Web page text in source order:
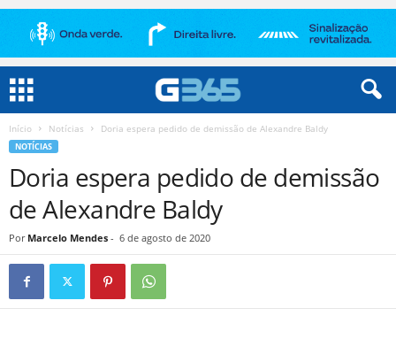
Início Notícias Doria espera pedido de demissão de Alexandre Baldy
NOTÍCIAS
Doria espera pedido de demissão
de Alexandre Baldy
Por Marcelo Mendes - 6 de agosto de 2020